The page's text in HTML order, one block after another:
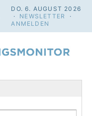
DO. 6. AUGUST 2026
· NEWSLETTER
·
ANMELDEN